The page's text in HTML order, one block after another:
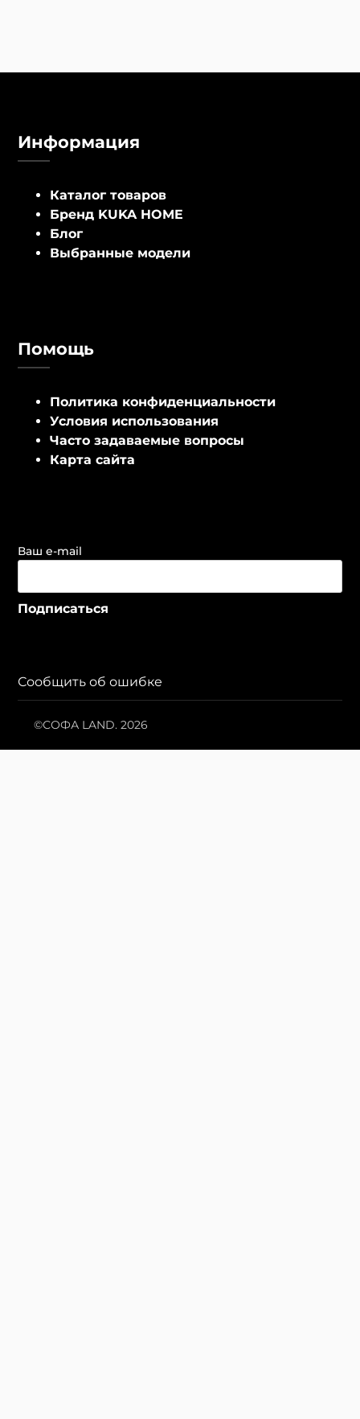
Информация
Каталог товаров
Бренд KUKA HOME
Блог
Выбранные модели
Помощь
Политика конфиденциальности
Условия использования
Часто задаваемые вопросы
Карта сайта
Ваш e-mail
Сообщить об ошибке
©СОФА LAND. 2026